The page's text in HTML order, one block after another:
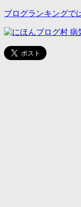
ブログランキングで